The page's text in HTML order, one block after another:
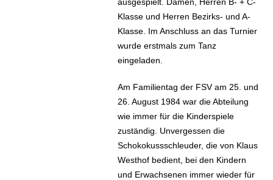
Klasse und Herren Bezirks- und A-
Klasse. Im Anschluss an das Turnier
wurde erstmals zum Tanz
eingeladen.
Am Familientag der FSV am 25. und
26. August 1984 war die Abteilung
wie immer für die Kinderspiele
zuständig. Unvergessen die
Schokokussschleuder, die von Klaus
Westhof bedient, bei den Kindern
und Erwachsenen immer wieder für